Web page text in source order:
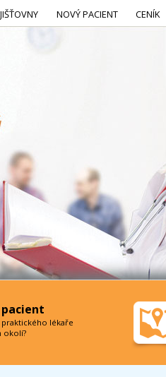
NOVÝ PACIENT CENÍK
praktického lékaře
okolí?